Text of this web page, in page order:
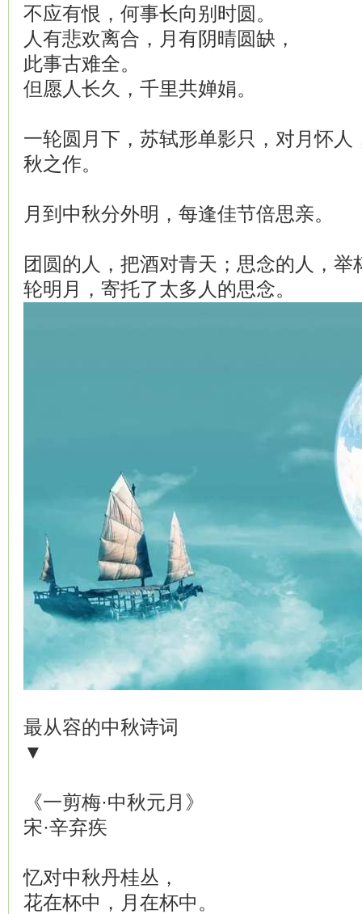
不应有恨，何事长向别时圆。
人有悲欢离合，月有阴晴圆缺，
此事古难全。
但愿人长久，千里共婵娟。
一轮圆月下，苏轼形单影只，对月怀
秋之作。
月到中秋分外明，每逢佳节倍思亲。
团圆的人，把酒对青天；思念的人，
轮明月，寄托了太多人的思念。
最从容的中秋诗词
▼
《一剪梅·中秋元月》
宋·辛弃疾
忆对中秋丹桂丛，
花在杯中，月在杯中。